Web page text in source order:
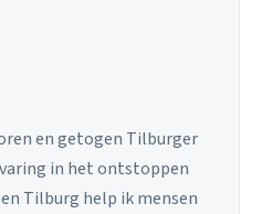
en getogen Tilburger
in het ontstoppen
Tilburg help ik mensen